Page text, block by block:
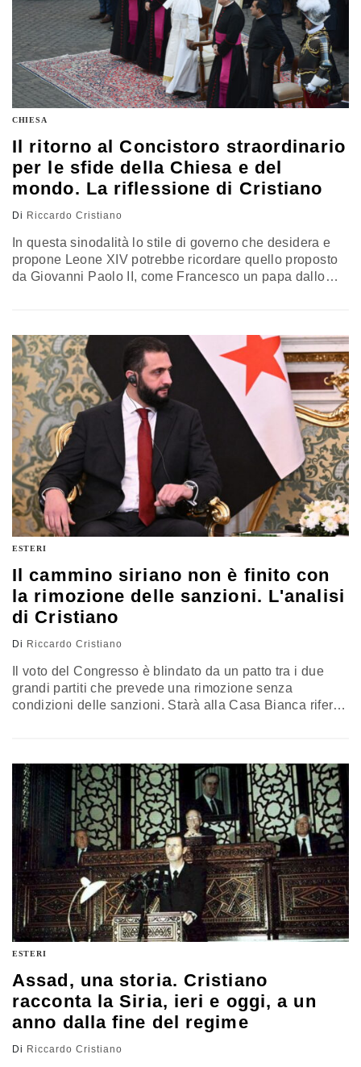
CHIESA
Il ritorno al Concistoro straordinario
per le sfide della Chiesa e del
mondo. La riflessione di Cristiano
Di Riccardo Cristiano
In questa sinodalità lo stile di governo che desidera e
propone Leone XIV potrebbe ricordare quello proposto
da Giovanni Paolo II, come Francesco un papa dallo
confronto collegiale. E “collegialità” è parola che si
collega benissimo con “sinodalità”. La riflessione di
Riccardo Cristiano
ESTERI
Il cammino siriano non è finito con
la rimozione delle sanzioni. L'analisi
di Cristiano
Di Riccardo Cristiano
Il voto del Congresso è blindato da un patto tra i due
grandi partiti che prevede una rimozione senza
condizioni delle sanzioni. Starà alla Casa Bianca riferire
ESTERI
Assad, una storia. Cristiano
racconta la Siria, ieri e oggi, a un
anno dalla fine del regime
Di Riccardo Cristiano